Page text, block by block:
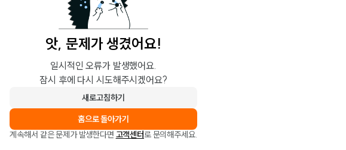
앗, 문제가 생겼어요!
일시적인 오류가 발생했어요.
잠시 후에 다시 시도해주시겠어요?
새로고침하기
홈으로 돌아가기
계속해서 같은 문제가 발생한다면 고객센터로 문의해주세요.